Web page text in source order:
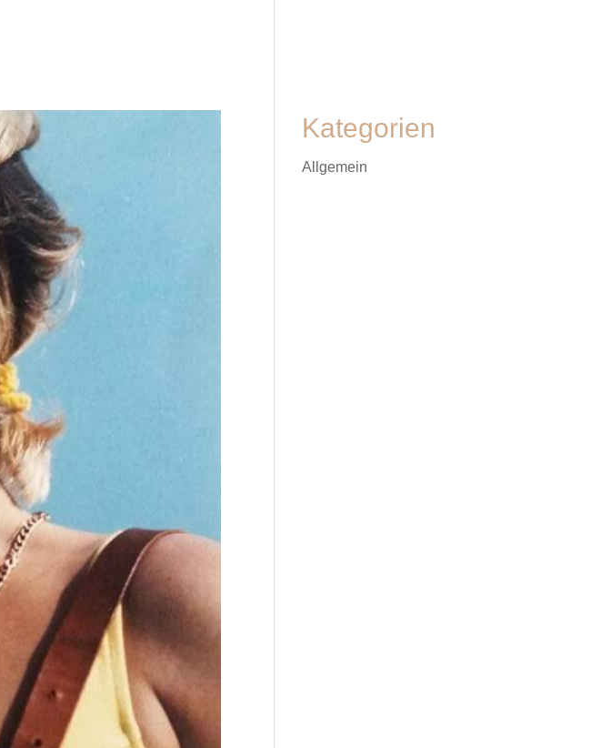
Kategorien
Allgemein